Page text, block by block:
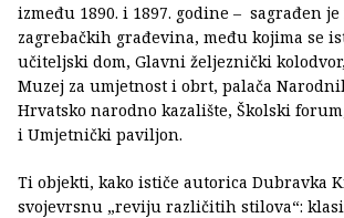
između 1890. i 1897. godine – sagrađen
zagrebačkih građevina, među kojima se
učiteljski dom, Glavni željeznički
Muzej za umjetnost i obrt, palača
Hrvatsko narodno kazalište, Školski
i Umjetnički paviljon.
Ti objekti, kako ističe autorica Dubravka
svojevrsnu „reviju različitih stilova“: